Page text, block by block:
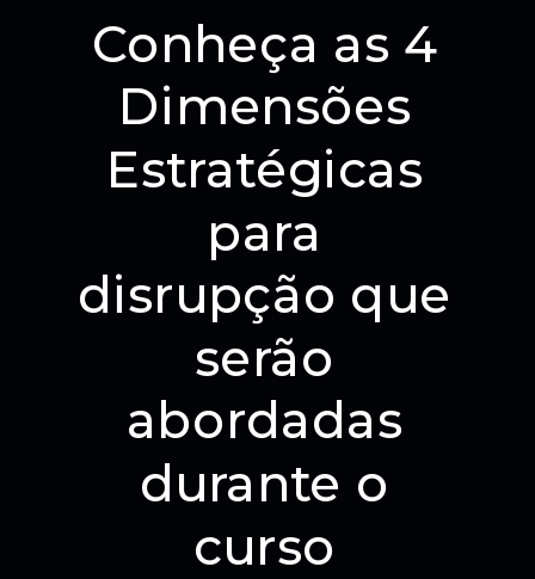
Conheça as 4
Dimensões
Estratégicas
para
disrupção que
serão
abordadas
durante o
curso